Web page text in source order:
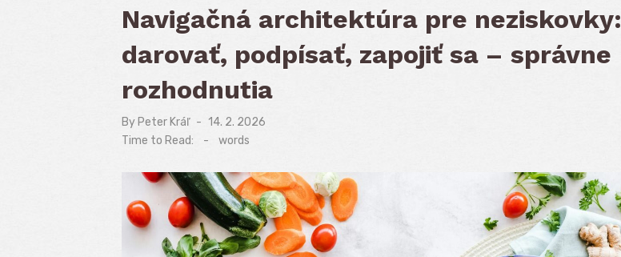
Navigačná architektúra pre neziskovky:
darovať, podpísať, zapojiť sa – správne
rozhodnutia
By Peter Kráľ
Posted
on
14. 2. 2026
Time to Read:
- words